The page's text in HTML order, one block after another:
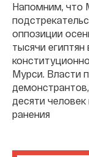
Напомним, что
оппозиции
тысячи
Мурси. Власти
десяти
ранения